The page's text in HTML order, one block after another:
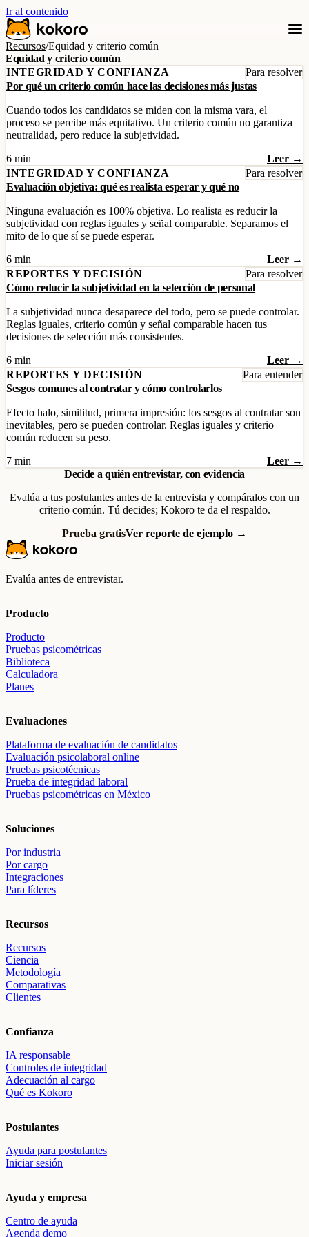
Ir al contenido
Recursos/Equidad y criterio común
Equidad y criterio común
INTEGRIDAD Y CONFIANZA
Para resolver
Por qué un criterio común hace las decisiones más justas
Cuando todos los candidatos se miden con la misma vara, el
proceso se percibe más equitativo. Un criterio común no garantiza
neutralidad, pero reduce la subjetividad.
6 min
Leer →
INTEGRIDAD Y CONFIANZA
Para resolver
Evaluación objetiva: qué es realista esperar y qué no
Ninguna evaluación es 100% objetiva. Lo realista es reducir la
subjetividad con reglas iguales y señal comparable. Separamos el
mito de lo que sí se puede esperar.
6 min
Leer →
REPORTES Y DECISIÓN
Para resolver
Cómo reducir la subjetividad en la selección de personal
La subjetividad nunca desaparece del todo, pero se puede controlar.
Reglas iguales, criterio común y señal comparable hacen tus
decisiones de selección más consistentes.
6 min
Leer →
REPORTES Y DECISIÓN
Para entender
Sesgos comunes al contratar y cómo controlarlos
Efecto halo, similitud, primera impresión: los sesgos al contratar son
inevitables, pero se pueden controlar. Reglas iguales y criterio
común reducen su peso.
7 min
Leer →
Decide a quién entrevistar, con evidencia
Evalúa a tus postulantes antes de la entrevista y compáralos con un
criterio común. Tú decides; Kokoro te da el respaldo.
Prueba gratisVer reporte de ejemplo →
Evalúa antes de entrevistar.
Producto
Producto
Pruebas psicométricas
Biblioteca
Calculadora
Planes
Evaluaciones
Plataforma de evaluación de candidatos
Evaluación psicolaboral online
Pruebas psicotécnicas
Prueba de integridad laboral
Pruebas psicométricas en México
Soluciones
Por industria
Por cargo
Integraciones
Para líderes
Recursos
Recursos
Ciencia
Metodología
Comparativas
Clientes
Confianza
IA responsable
Controles de integridad
Adecuación al cargo
Qué es Kokoro
Postulantes
Ayuda para postulantes
Iniciar sesión
Ayuda y empresa
Centro de ayuda
Agenda demo